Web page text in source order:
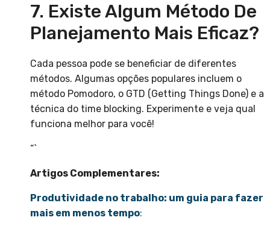
7. Existe Algum Método De
Planejamento Mais Eficaz?
Cada pessoa pode se beneficiar de diferentes
métodos. Algumas opções populares incluem o
método Pomodoro, o GTD (Getting Things Done) e a
técnica do time blocking. Experimente e veja qual
funciona melhor para você!
“`
Artigos Complementares:
Produtividade no trabalho: um guia para fazer
mais em menos tempo: